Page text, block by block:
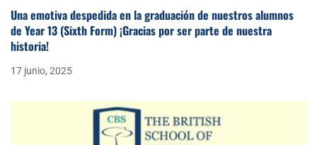
Una emotiva despedida en la graduación de nuestros alumnos
de Year 13 (Sixth Form) ¡Gracias por ser parte de nuestra
historia!
17 junio, 2025